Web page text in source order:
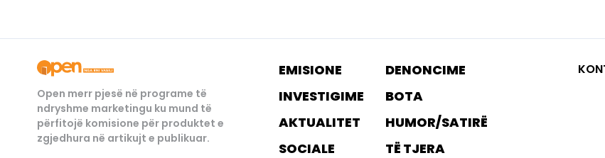
Open merr pjesë në programe të
ndryshme marketingu ku mund të
përfitojë komisione për produktet e
zgjedhura në artikujt e publikuar.
EMISIONE
INVESTIGIME
AKTUALITET
SOCIALE
DENONCIME
BOTA
HUMOR/SATIRË
TË TJERA